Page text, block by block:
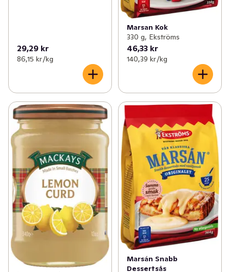
29,29 kr
86,15 kr /kg
Marsan Kok
330 g, Ekströms
46,33 kr
140,39 kr /kg
Marsán Snabb
Dessertsås